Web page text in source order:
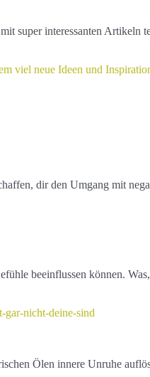
super interessanten Artikeln
viel neue Ideen und
dir den Umgang mit
beeinflussen können.
gar-nicht-deine-sind
Ölen innere Unruhe